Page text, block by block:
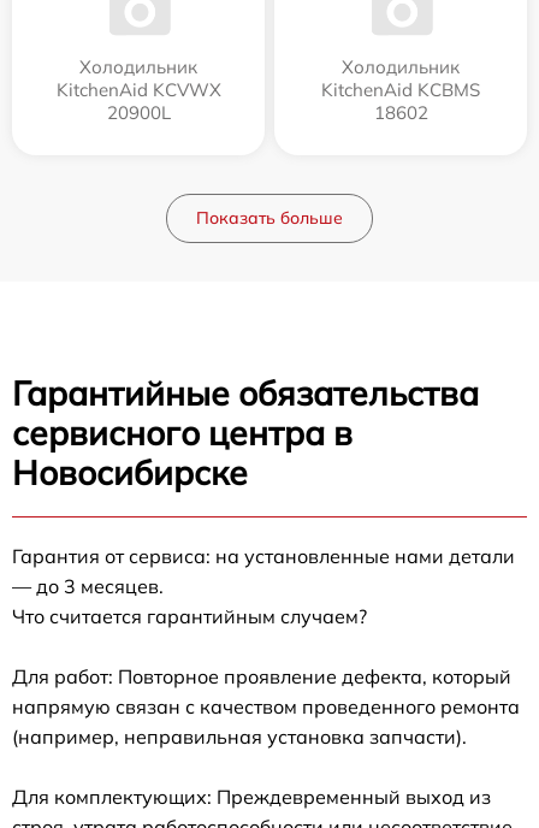
Холодильник
KitchenAid KCVWX
20900L
Холодильник
KitchenAid KCBMS
18602
Показать больше
Гарантийные обязательства
сервисного центра в
Новосибирске
Гарантия от сервиса: на установленные нами детали
— до 3 месяцев.
Что считается гарантийным случаем?
Для работ: Повторное проявление дефекта, который
напрямую связан с качеством проведенного ремонта
(например, неправильная установка запчасти).
Для комплектующих: Преждевременный выход из